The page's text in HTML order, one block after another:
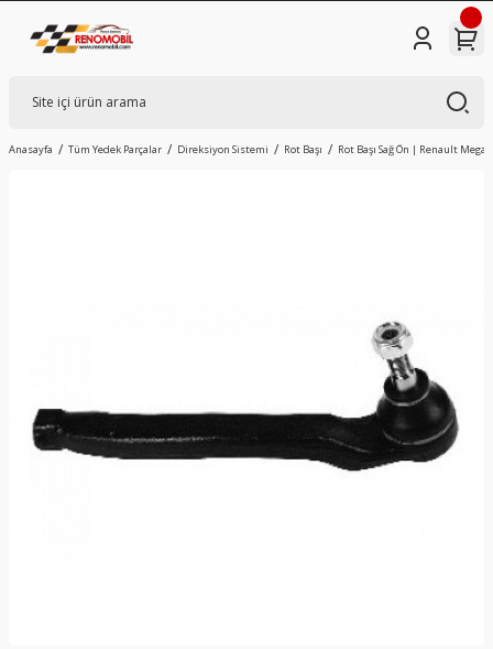
Anasayfa Tüm Yedek Parçalar Direksiyon Sistemi Rot Başı Rot Başı Sağ Ön | Renault